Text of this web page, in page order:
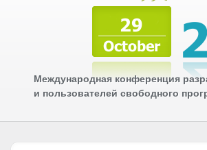
Международная конференция
и пользователей свободного